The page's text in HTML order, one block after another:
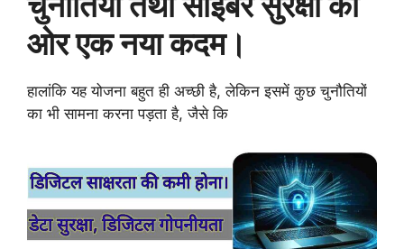
ओर एक नया कदम।
हालांकि यह योजना बहुत ही अच्छी है, लेकिन इसमें कुछ चुनौतियों
का भी सामना करना पड़ता है, जैसे कि